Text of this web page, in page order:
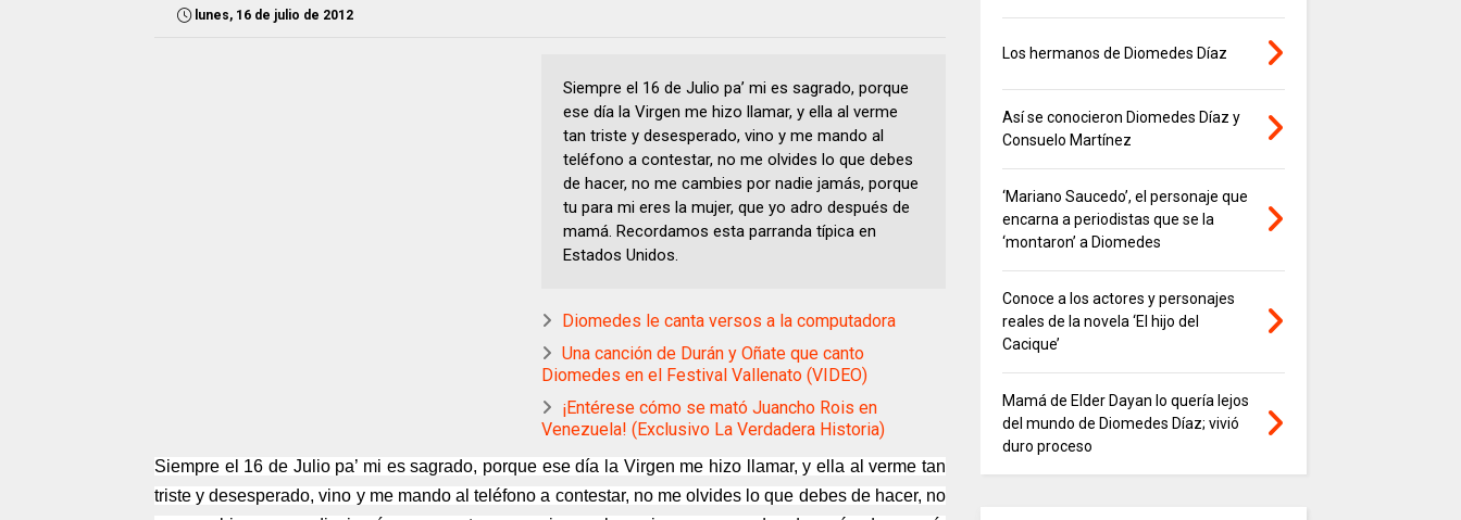
lunes, 16 de julio de 2012
Siempre el 16 de Julio pa’ mi es sagrado, porque
ese día la Virgen me hizo llamar, y ella al verme
tan triste y desesperado, vino y me mando al
teléfono a contestar, no me olvides lo que debes
de hacer, no me cambies por nadie jamás, porque
tu para mi eres la mujer, que yo adro después de
mamá. Recordamos esta parranda típica en
Estados Unidos.
Diomedes le canta versos a la computadora
Una canción de Durán y Oñate que canto
Diomedes en el Festival Vallenato (VIDEO)
¡Entérese cómo se mató Juancho Rois en
Venezuela! (Exclusivo La Verdadera Historia)
Siempre el 16 de Julio pa’ mi es sagrado, porque ese día la Virgen me hizo llamar, y ella al verme tan
triste y desesperado, vino y me mando al teléfono a contestar, no me olvides lo que debes de hacer, no
Los hermanos de Diomedes Díaz
Así se conocieron Diomedes Díaz y
Consuelo Martínez
‘Mariano Saucedo’, el personaje que
encarna a periodistas que se la
‘montaron’ a Diomedes
Conoce a los actores y personajes
reales de la novela ‘El hijo del
Cacique’
Mamá de Elder Dayan lo quería lejos
del mundo de Diomedes Díaz; vivió
duro proceso